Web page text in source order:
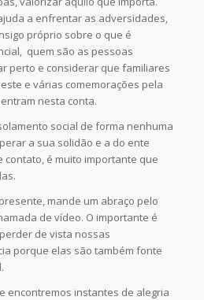
a enfrentar as adversidades,
próprio sobre o que é
quem são as pessoas
perto e considerar que familiares
e várias comemorações pela
nesta conta.
social de forma nenhuma
a sua solidão e a do ente
contato, é muito importante que
mande um abraço pelo
de vídeo. O importante é
de vista nossas
porque elas são também fonte
encontremos instantes de alegria